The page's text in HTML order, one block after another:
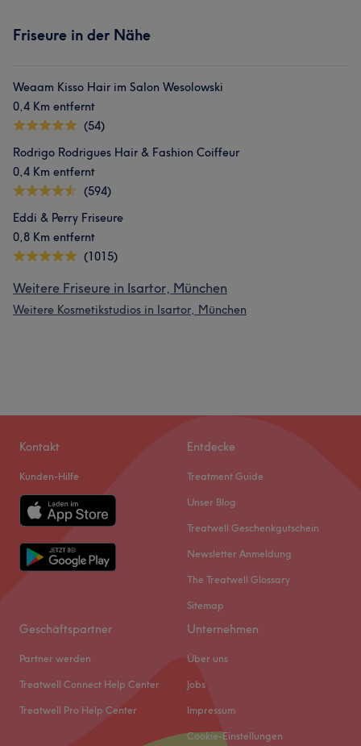
Friseure in der Nähe
Weaam Kisso Hair im Salon Wesolowski
0,4 Km entfernt
(54)
Rodrigo Rodrigues Hair & Fashion Coiffeur
0,4 Km entfernt
(594)
Eddi & Perry Friseure
0,8 Km entfernt
(1015)
Weitere Friseure in Isartor, München
Weitere Kosmetikstudios in Isartor, München
Kontakt
Kunden-Hilfe
Entdecke
Treatment Guide
Unser Blog
Treatwell Geschenkgutschein
Newsletter Anmeldung
The Treatwell Glossary
Sitemap
Geschäftspartner
Partner werden
Treatwell Connect Help Center
Treatwell Pro Help Center
Unternehmen
Über uns
Jobs
Impressum
Cookie-Einstellungen